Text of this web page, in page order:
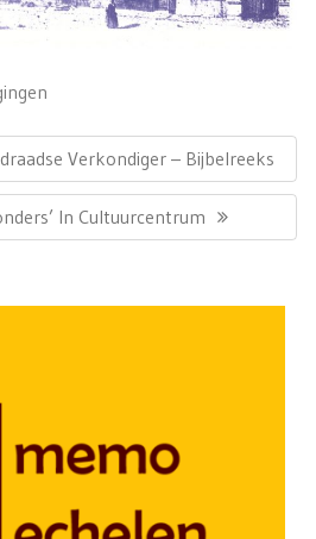
Verkondiger – Bijbelreeks
In Cultuurcentrum